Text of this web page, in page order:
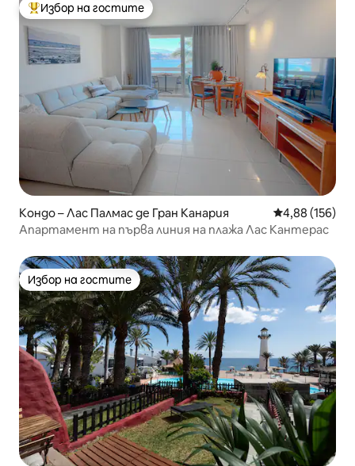
Най-популярен избор на гостите
Избор на гостите
Кондо – Лас Палмас де Гран Канария Средна
4,88 (156)
Апартамент на първа линия на плажа Лас Кантерас
Избор на гостите
Избор на гостите